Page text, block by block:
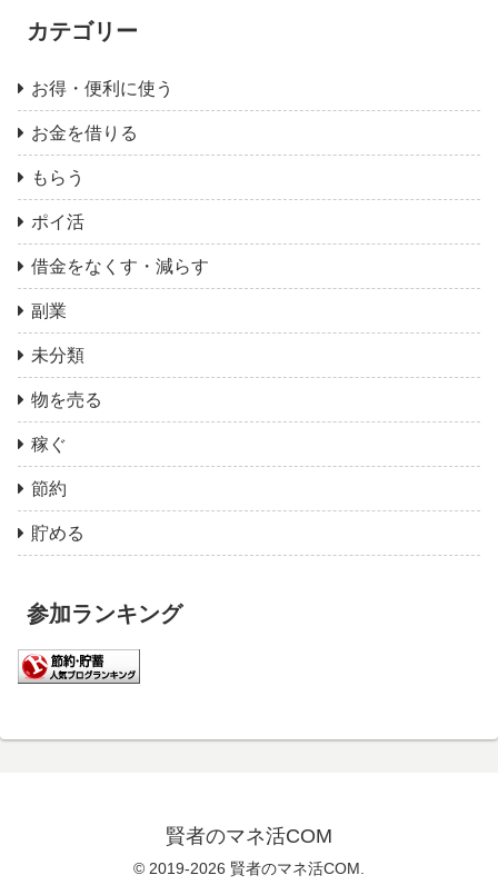
カテゴリー
お得・便利に使う
お金を借りる
もらう
ポイ活
借金をなくす・減らす
副業
未分類
物を売る
稼ぐ
節約
貯める
参加ランキング
賢者のマネ活COM
© 2019-2026 賢者のマネ活COM.